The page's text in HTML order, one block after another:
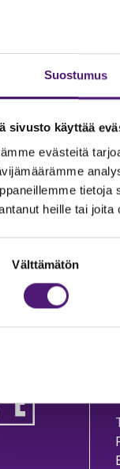
Suostumus
sivusto käyttää
evästeitä
tietoja
heille tai joita
Välttämätön
palvelu toimii
joita
kerrottu.
hissilippuja tai
on noin
voit